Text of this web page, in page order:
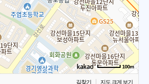
100m
길찾기 지도 크게 보기